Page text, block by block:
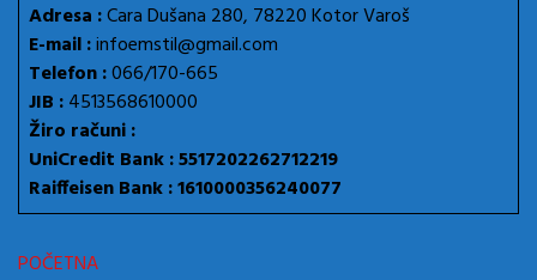
Adresa :Cara Dušana 280, 78220 Kotor Varoš
E-mail :infoemstil@gmail.com
Telefon :066/170-665
JIB :4513568610000
Žiro računi :
UniCredit Bank : 5517202262712219
Raiffeisen Bank : 1610000356240077
POČETNA